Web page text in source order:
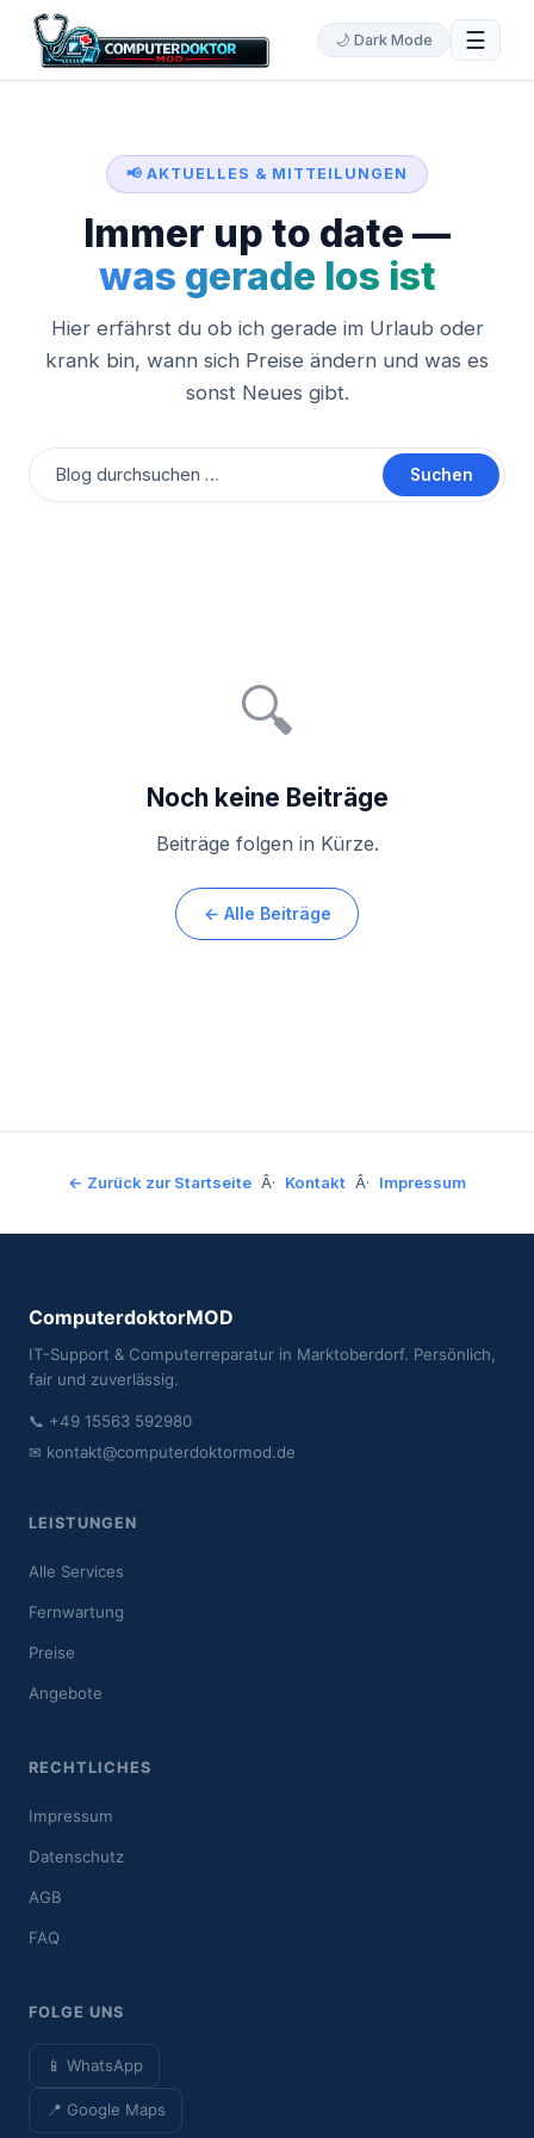
🌙 Dark Mode ☰
📢 AKTUELLES & MITTEILUNGEN
Immer up to date —
was gerade los ist
Hier erfährst du ob ich gerade im Urlaub oder
krank bin, wann sich Preise ändern und was es
sonst Neues gibt.
Suchen
🔍
Noch keine Beiträge
Beiträge folgen in Kürze.
← Alle Beiträge
← Zurück zur Startseite Â· Kontakt Â· Impressum
ComputerdoktorMOD
IT-Support & Computerreparatur in Marktoberdorf. Persönlich,
fair und zuverlässig.
📞 +49 15563 592980
✉ kontakt@computerdoktormod.de
LEISTUNGEN
Alle Services
Fernwartung
Preise
Angebote
RECHTLICHES
Impressum
Datenschutz
AGB
FAQ
FOLGE UNS
📱 WhatsApp
📍 Google Maps